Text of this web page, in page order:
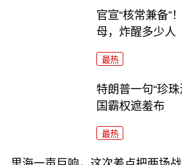
官宣“核常兼备”
母，炸醒多少人
最热
特朗普一句“珍
国霸权遮羞布
最热